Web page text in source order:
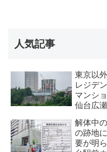
人気記事
東京以
レジデ
マンシ
仙台広
解体中
の跡地
要が明